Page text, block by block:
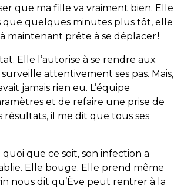
que ma fille va vraiment bien. Elle
que quelques minutes plus tôt, elle
maintenant prête à se déplacer !
Elle l’autorise à se rendre aux
attentivement ses pas. Mais,
jamais rien eu. L’équipe
et de refaire une prise de
résultats, il me dit que tous ses
que ce soit, son infection a
Elle bouge. Elle prend même
nous dit qu’Ève peut rentrer à la